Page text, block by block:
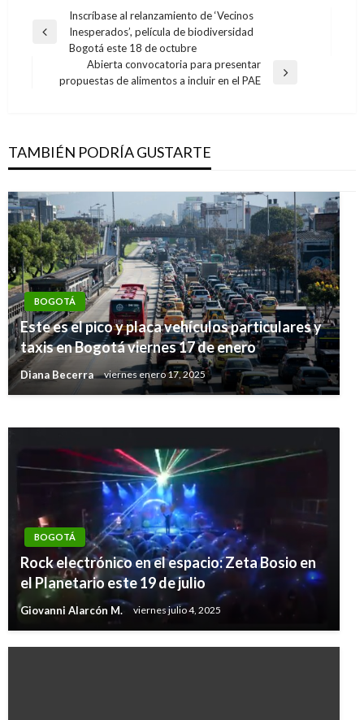
Navegación
de
entradas
Entrada
anterior
Inscríbase al relanzamiento de ‘Vecinos
Inesperados’, película de biodiversidad
Bogotá este 18 de octubre
Entrada
Abierta convocatoria para presentar
propuestas de alimentos a incluir en el PAE
TAMBIÉN PODRÍA GUSTARTE
BOGOTÁ
Este es el pico y placa vehículos particulares y
taxis en Bogotá viernes 17 de enero
Diana Becerra viernes enero 17, 2025
BOGOTÁ
El 86% de venezolanos instalados en la
Terminal del Salitre piensan quedarse en
Colombia
Iván Briceño miércoles septiembre 19, 2018
BOGOTÁ
Rock electrónico en el espacio: Zeta Bosio en
el Planetario este 19 de julio
Giovanni Alarcón M. viernes julio 4, 2025